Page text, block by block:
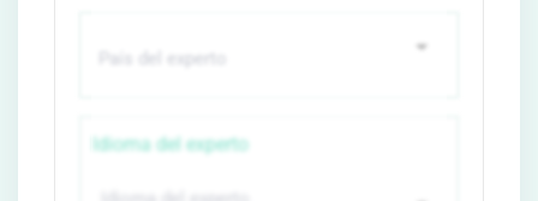
Idioma del experto